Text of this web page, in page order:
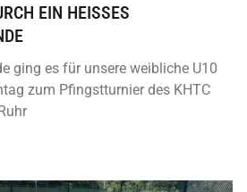
EIN HEISSES H
ging es für unsere weibliche U10
zum Pfingstturnier des KHTC